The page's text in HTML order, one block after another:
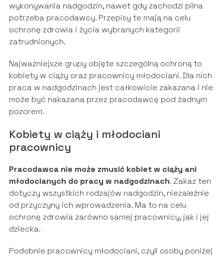
wykonywania nadgodzin, nawet gdy zachodzi pilna
potrzeba pracodawcy. Przepisy te mają na celu
ochronę zdrowia i życia wybranych kategorii
zatrudnionych.
Najważniejsze grupy objęte szczególną ochroną to
kobiety w ciąży oraz pracownicy młodociani. Dla nich
praca w nadgodzinach jest całkowicie zakazana i nie
może być nakazana przez pracodawcę pod żadnym
pozorem.
Kobiety w ciąży i młodociani
pracownicy
Pracodawca nie może zmusić kobiet w ciąży ani
młodocianych do pracy w nadgodzinach. Zakaz ten
dotyczy wszystkich rodzajów nadgodzin, niezależnie
od przyczyny ich wprowadzenia. Ma to na celu
ochronę zdrowia zarówno samej pracownicy, jak i jej
dziecka.
Podobnie pracownicy młodociani, czyli osoby poniżej